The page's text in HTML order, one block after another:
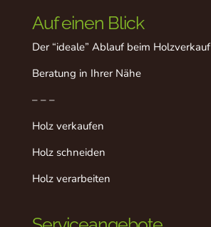
Auf einen Blick
Der “ideale” Ablauf beim Holzverkauf
Beratung in Ihrer Nähe
– – –
Holz verkaufen
Holz schneiden
Holz verarbeiten